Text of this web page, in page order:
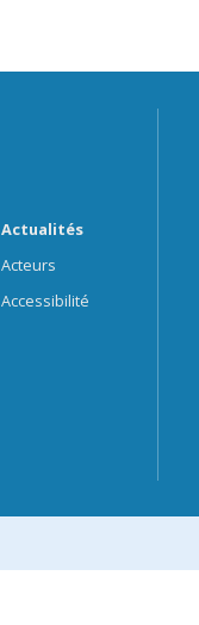
Actualités
Acteurs
Accessibilité